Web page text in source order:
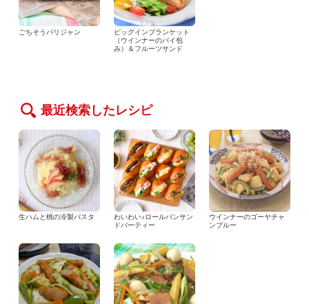
ごちそうパリジャン
ピッグインブランケット
（ウインナーのパイ包
み）＆フルーツサンド
最近検索したレシピ
生ハムと桃の冷製パスタ
わいわい♪ロールパンサン
ドパーティー
ウインナーのゴーヤチャ
ンプルー